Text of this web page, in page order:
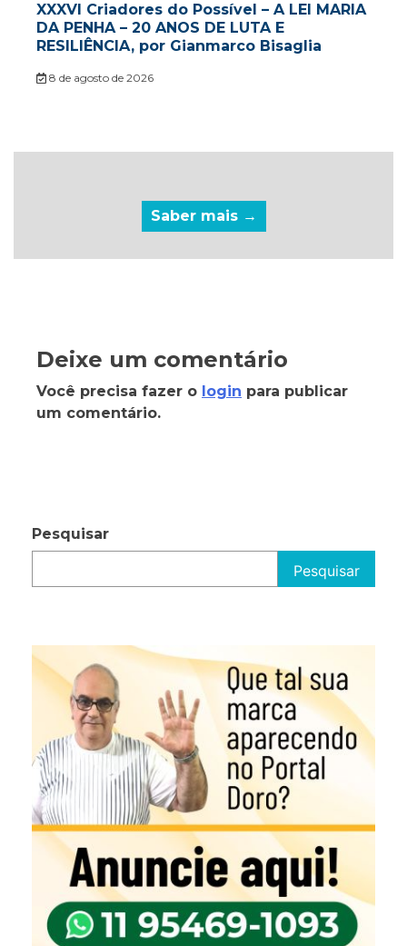
XXXVI Criadores do Possível – A LEI MARIA
DA PENHA – 20 ANOS DE LUTA E
RESILIÊNCIA, por Gianmarco Bisaglia
8 de agosto de 2026
Saber mais →
Deixe um comentário
Você precisa fazer o login para publicar
um comentário.
Pesquisar
Pesquisar